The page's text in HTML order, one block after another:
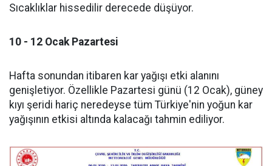
Sıcaklıklar hissedilir derecede düşüyor.
10 - 12 Ocak Pazartesi
Hafta sonundan itibaren kar yağışı etki alanını
genişletiyor. Özellikle Pazartesi günü (12 Ocak), güney
kıyı şeridi hariç neredeyse tüm Türkiye'nin yoğun kar
yağışının etkisi altında kalacağı tahmin ediliyor.